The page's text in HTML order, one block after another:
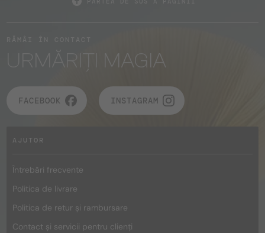
URMĂRIȚI MAGIA
FACEBOOK INSTAGRAM
AJUTOR
Întrebări frecvente
Politica de livrare
Politica de retur și rambursare
Contact și servicii pentru clienți